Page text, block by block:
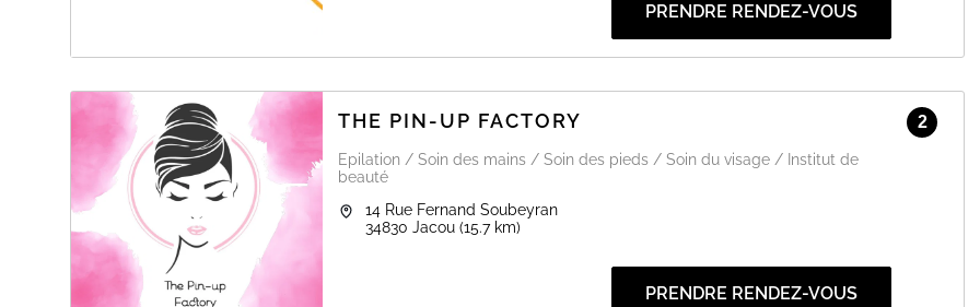
PRENDRE RENDEZ-VOUS
THE PIN-UP FACTORY 2
Epilation / Soin des mains / Soin des pieds / Soin du visage / Institut de
beauté
14 Rue Fernand Soubeyran
34830 Jacou (15.7 km)
PRENDRE RENDEZ-VOUS